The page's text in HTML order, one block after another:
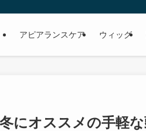
アピアランスケア ウィッグ
にオススメの手軽